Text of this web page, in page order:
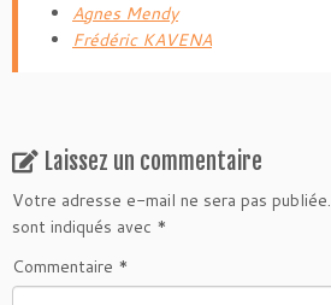
Agnes Mendy
Frédéric KAVENA
Laissez un commentaire
Votre adresse e-mail ne sera pas publiée.
sont indiqués avec *
Commentaire *